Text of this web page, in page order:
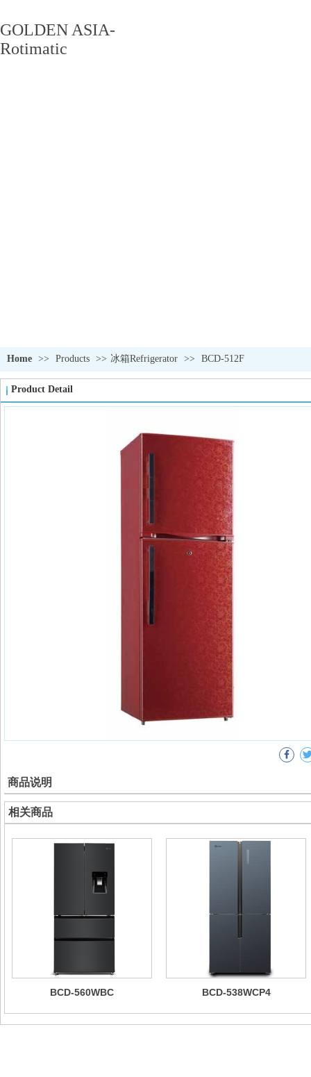
GOLDEN ASIA-
Rotimatic
Home >> Products >> 冰箱Refrigerator >> BCD-512F
Product Detail
商品说明
相关商品
BCD-560WBC BCD-538WCP4